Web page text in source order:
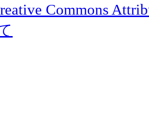
Commons